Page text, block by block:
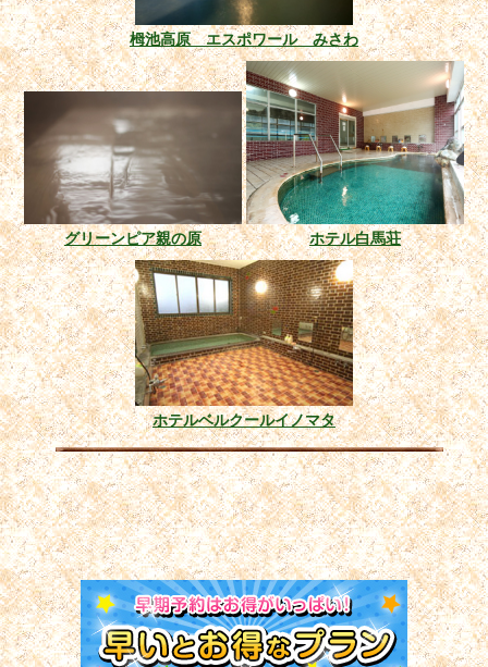
栂池高原 エスポワール みさわ
グリーンピア親の原 ホテル白馬荘
ホテルベルクールイノマタ